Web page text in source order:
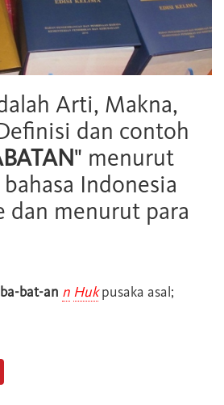
Arti, Makna,
dan contoh
" menurut
Indonesia
dan menurut para
ba-bat-an n Hukpusaka asal;